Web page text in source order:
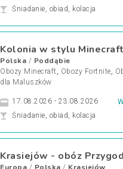
Śniadanie, obiad, kolacja
Kolonia w stylu
Polska / Poddąbie
Obozy Minecraft, Obozy Fortnite,
dla Maluszków
17.08.2026 - 23.08.2026
Śniadanie, obiad, kolacja
Krasiejów - obóz
/ /